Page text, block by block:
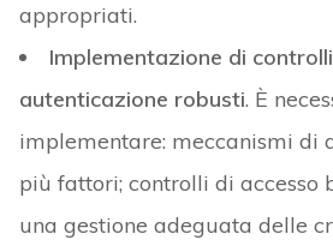
appropriati.
Implementazione di
autenticazione robusti. È
implementare: meccanismi di
più fattori; controlli di accesso
una gestione adeguata delle